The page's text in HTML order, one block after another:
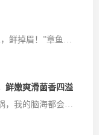
鲜嫩爽滑菌香四溢